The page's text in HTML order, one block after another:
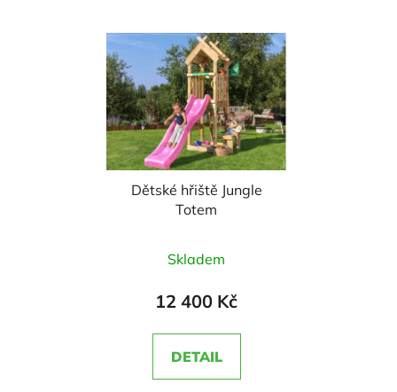
Dětské hřiště Jungle
Totem
hodnocení
produktu
5,0
z
Skladem
12 400 Kč
DETAIL